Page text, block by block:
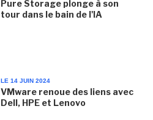
Pure Storage plonge à son
tour dans le bain de l'IA
LE 14 JUIN 2024
VMware renoue des liens avec
Dell, HPE et Lenovo